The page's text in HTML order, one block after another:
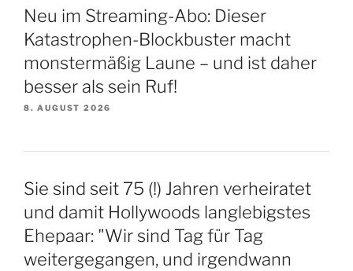
Neu im Streaming-Abo: Dieser
Katastrophen-Blockbuster macht
monstermäßig Laune – und ist daher
besser als sein Ruf!
8. AUGUST 2026
Sie sind seit 75 (!) Jahren verheiratet
und damit Hollywoods langlebigstes
Ehepaar: "Wir sind Tag für Tag
weitergegangen, und irgendwann